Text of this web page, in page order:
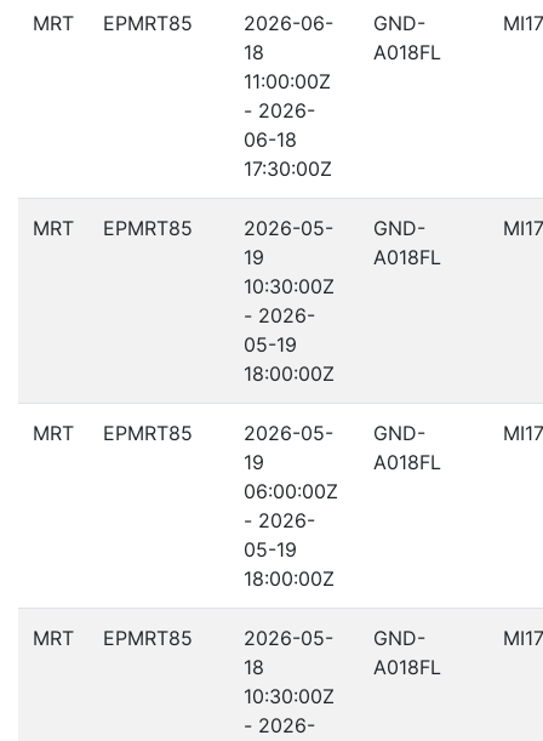
MRT EPMRT85
2026-06-
18
11:00:00Z
- 2026-
06-18
17:30:00Z
GND-
A018FL
MI17
MRT EPMRT85
2026-05-
19
10:30:00Z
- 2026-
05-19
18:00:00Z
GND-
A018FL
MI17
MRT EPMRT85
2026-05-
19
06:00:00Z
- 2026-
05-19
18:00:00Z
GND-
A018FL
MI17
MRT EPMRT85
2026-05-
18
10:30:00Z
- 2026-
GND-
A018FL
MI17